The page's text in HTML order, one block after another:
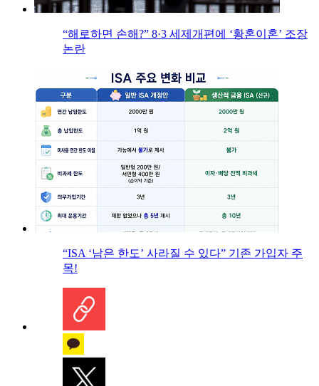
“해로하면 손해?” 8·3 세제개편에 ‘황혼이혼’ 조장
논란
“ISA ‘남은 한도’ 사라질 수 있다” 기존 가입자 주
목!